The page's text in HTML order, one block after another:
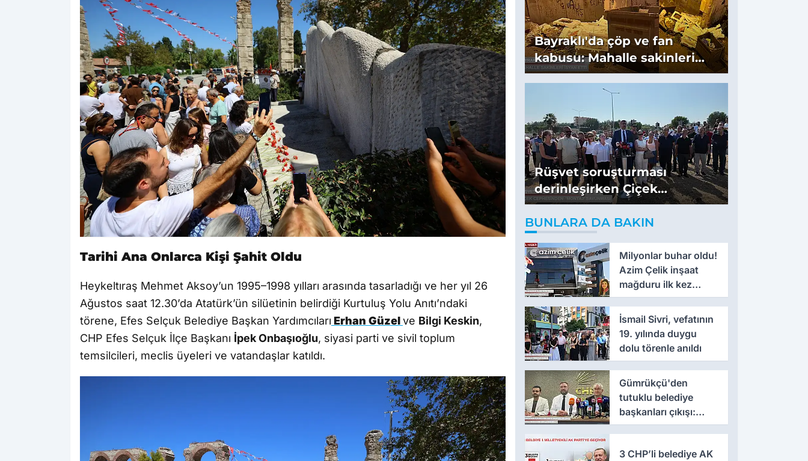
Tarihi Ana Onlarca Kişi Şahit Oldu
Heykeltıraş Mehmet Aksoy’un 1995–1998 yılları arasında tasarladığı ve her yıl 26
Ağustos saat 12.30’da Atatürk’ün silüetinin belirdiği Kurtuluş Yolu Anıtı’ndaki
törene, Efes Selçuk Belediye Başkan Yardımcıları Erhan Güzelve Bilgi Keskin,
CHP Efes Selçuk İlçe Başkanı İpek Onbaşıoğlu, siyasi parti ve sivil toplum
temsilcileri, meclis üyeleri ve vatandaşlar katıldı.
Bayraklı'da çöp ve fan
kabusu: Mahalle sakinleri
isyan etti
Rüşvet soruşturması
derinleşirken Çiçek
cephesinden 'montaj'
savunması
BUNLARA DA BAKIN
Milyonlar buhar oldu!
Azim Çelik inşaat
mağduru ilk kez
konuştu
İsmail Sivri, vefatının
19. yılında duygu
dolu törenle anıldı
Gümrükçü'den
tutuklu belediye
başkanları çıkışı:
'Yıllarca iddianame
3 CHP’li belediye AK